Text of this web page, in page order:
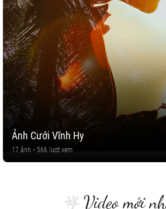
Ảnh Cưới Vĩnh Hy
17 ảnh • 566 lượt xem
Video mới